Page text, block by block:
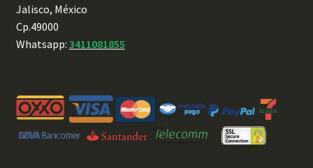
Jalisco, México
Cp.49000
Whatsapp: 3411081855